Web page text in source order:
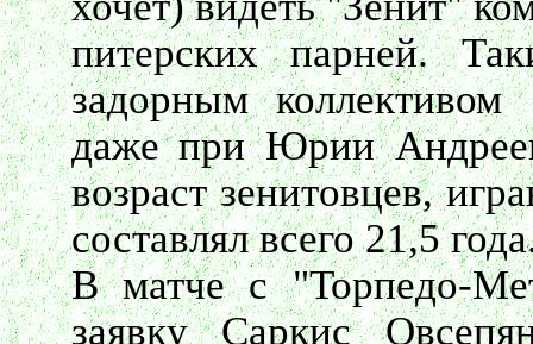
питерских парней.
задорным
даже при Юрии
возраст зенитовцев,
составлял всего 21,5
В матче с "Торпедо-
заявку Саркис